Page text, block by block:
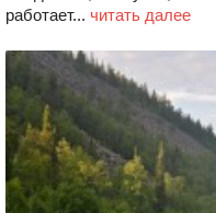
работает... читать далее